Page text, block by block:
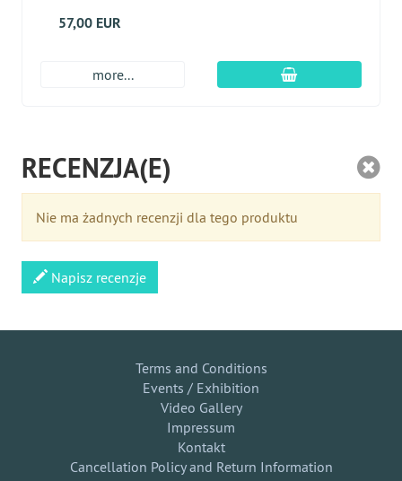
57,00 EUR
more... dodaj do
RECENZJA(E)
Nie ma żadnych recenzji dla tego produktu
Napisz recenzje
Terms and Conditions
Events / Exhibition
Video Gallery
Impressum
Kontakt
Cancellation Policy and Return Information